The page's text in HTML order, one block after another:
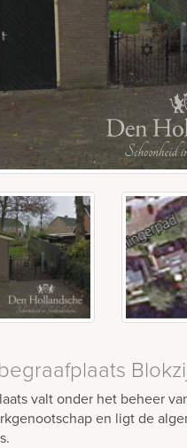
valt onder het beheer
en ligt de